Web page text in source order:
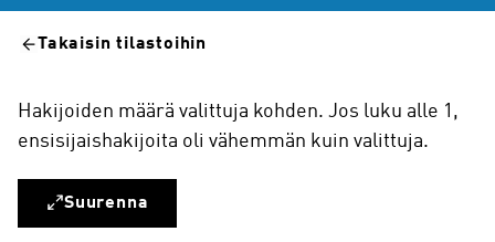
Takaisin tilastoihin
Hakijoiden määrä valittuja kohden. Jos luku alle 1,
ensisijaishakijoita oli vähemmän kuin valittuja.
Suurenna